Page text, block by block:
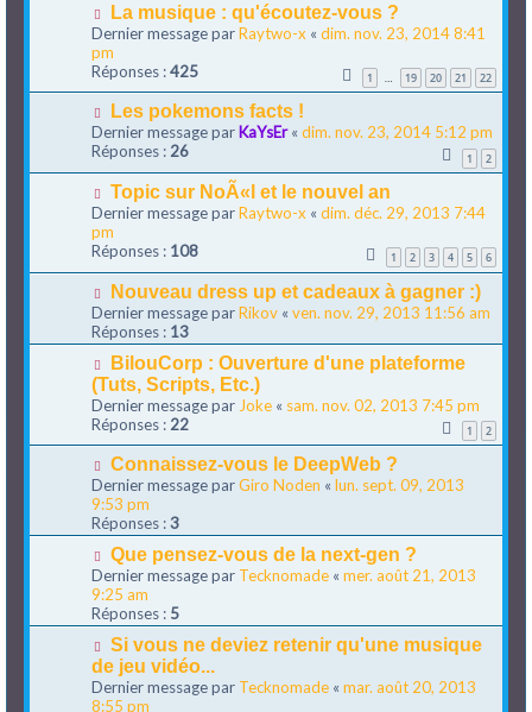
La musique : qu'écoutez-vous ?
Dernier message parRaytwo-x « dim. nov. 23, 2014 8:41
pm
Réponses :425 1 … 19 20 21 22
Les pokemons facts !
Dernier message par KaYsEr« dim. nov. 23, 2014 5:12 pm
Réponses : 26 1 2
Topic sur NoÃ«l et le nouvel an
Dernier message parRaytwo-x « dim. déc. 29, 2013 7:44
pm
Réponses : 108 1 2 3 4 5 6
Nouveau dress up et cadeaux à gagner :)
Dernier message parRikov « ven. nov. 29, 2013 11:56 am
Réponses : 13
BilouCorp : Ouverture d'une plateforme
(Tuts, Scripts, Etc.)
Dernier message par Joke « sam. nov. 02, 2013 7:45 pm
Réponses : 22 1 2
Connaissez-vous le DeepWeb ?
Dernier message parGiro Noden « lun. sept. 09, 2013
9:53 pm
Réponses :3
Que pensez-vous de la next-gen ?
Dernier message par Tecknomade « mer. août 21, 2013
9:25 am
Réponses : 5
Si vous ne deviez retenir qu'une musique
de jeu vidéo...
Dernier message par Tecknomade « mar. août 20, 2013
8:55 pm